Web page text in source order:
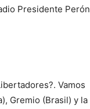
Presidente Perón
Vamos
Gremio (Brasil) y la